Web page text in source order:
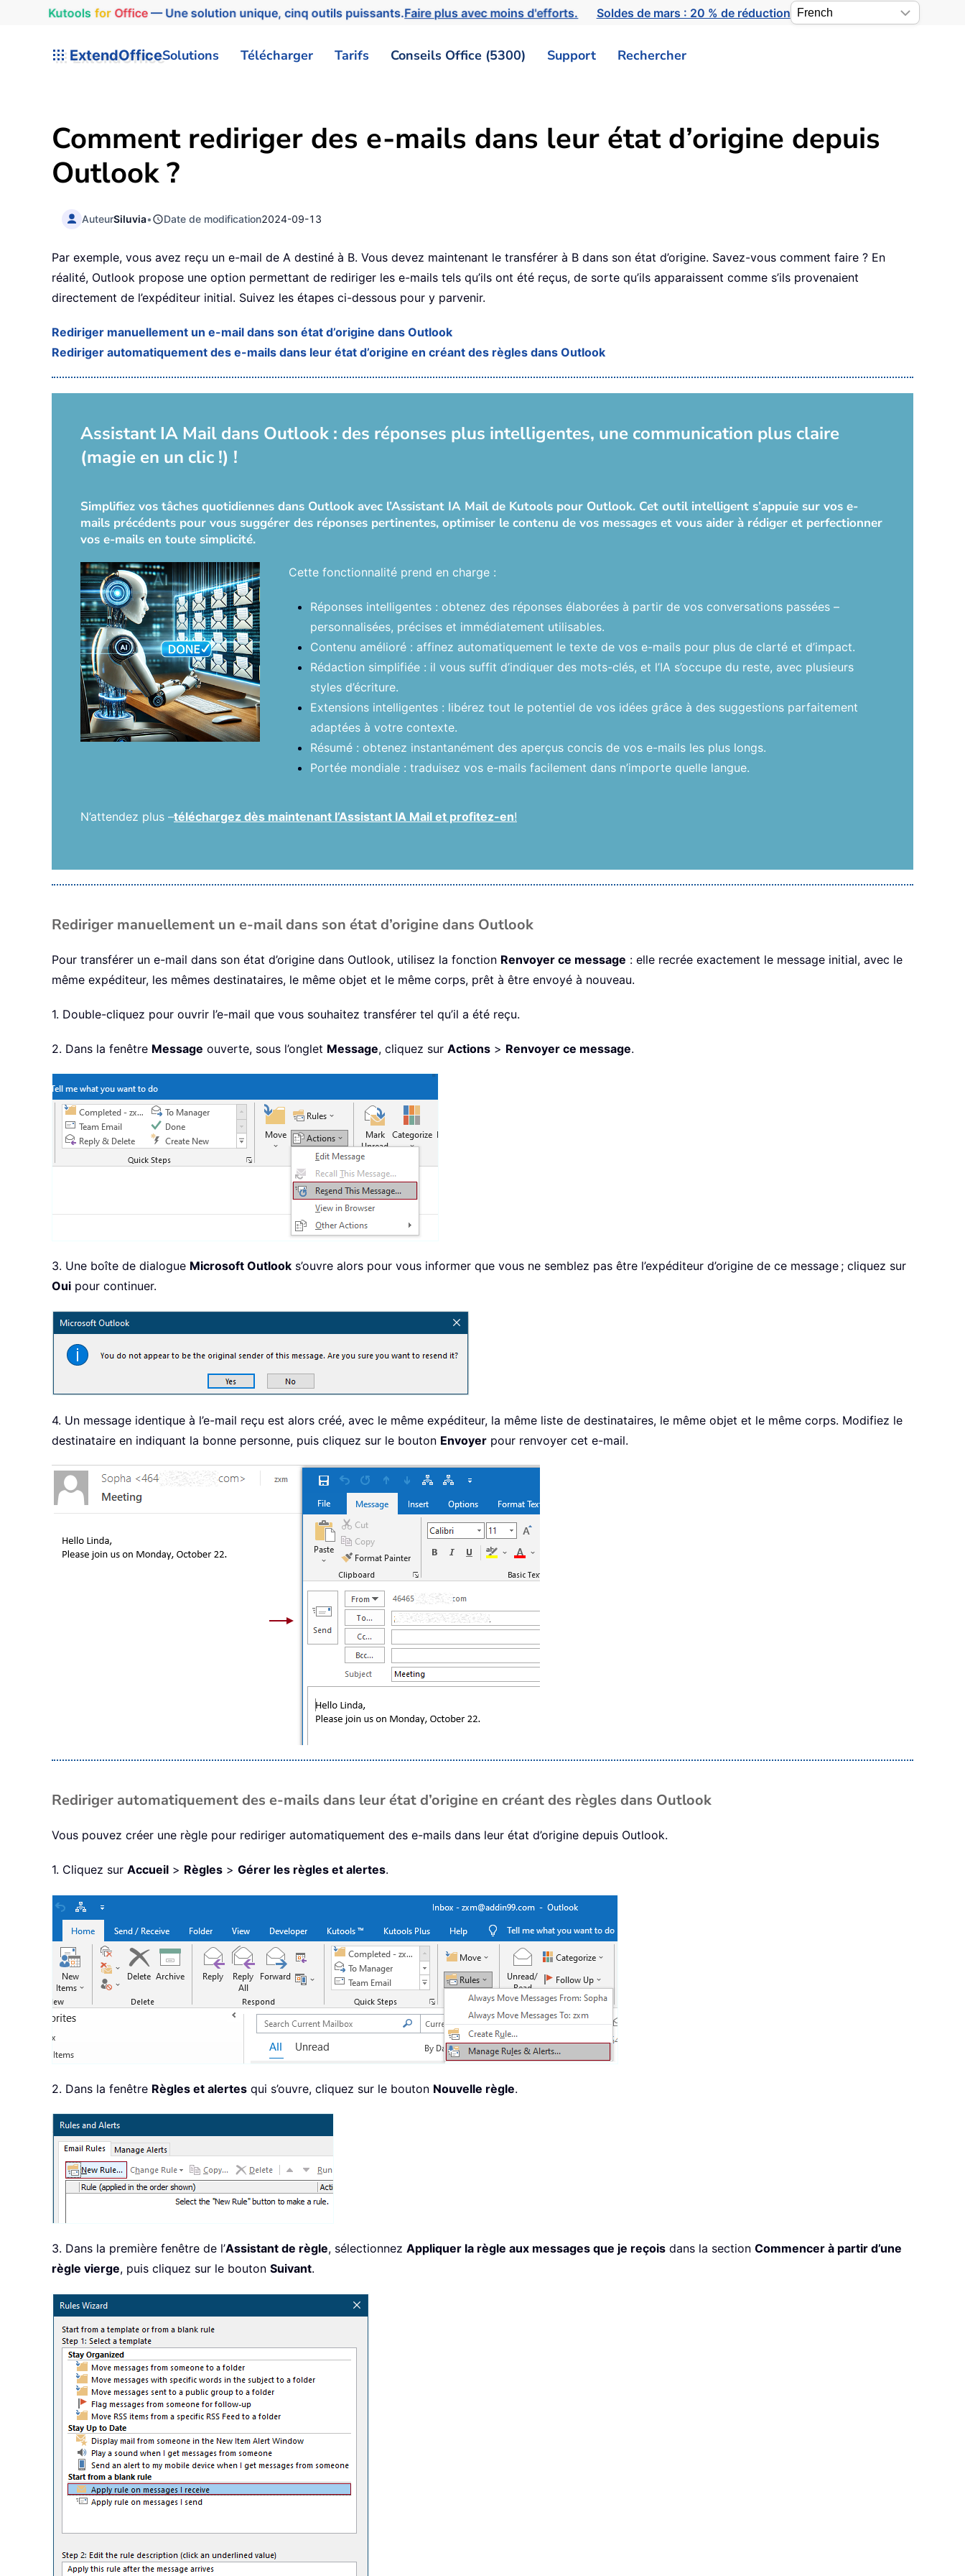
Kutools for Office— Une solution unique, cinq outils puissants.Faire plus avec moins d'efforts. Soldes de mars : 20 % de réduction
ExtendOfficeSolutions Télécharger Tarifs Conseils Office (5300) Support Rechercher
Comment rediriger des e-mails dans leur état d’origine depuis
Outlook ?
AuteurSiluvia• Date de modification2024-09-13
Par exemple, vous avez reçu un e-mail de A destiné à B. Vous devez maintenant le transférer à B dans son état d’origine. Savez-vous comment faire ? En
réalité, Outlook propose une option permettant de rediriger les e-mails tels qu’ils ont été reçus, de sorte qu’ils apparaissent comme s’ils provenaient
directement de l’expéditeur initial. Suivez les étapes ci-dessous pour y parvenir.
Rediriger manuellement un e-mail dans son état d’origine dans Outlook
Rediriger automatiquement des e-mails dans leur état d’origine en créant des règles dans Outlook
Assistant IA Mail dans Outlook : des réponses plus intelligentes, une communication plus claire
(magie en un clic !) !
Simplifiez vos tâches quotidiennes dans Outlook avec l’Assistant IA Mail de Kutools pour Outlook. Cet outil intelligent s’appuie sur vos e-
mails précédents pour vous suggérer des réponses pertinentes, optimiser le contenu de vos messages et vous aider à rédiger et perfectionner
vos e-mails en toute simplicité.
Cette fonctionnalité prend en charge :
Réponses intelligentes : obtenez des réponses élaborées à partir de vos conversations passées –
personnalisées, précises et immédiatement utilisables.
Contenu amélioré : affinez automatiquement le texte de vos e-mails pour plus de clarté et d’impact.
Rédaction simplifiée : il vous suffit d’indiquer des mots-clés, et l’IA s’occupe du reste, avec plusieurs
styles d’écriture.
Extensions intelligentes : libérez tout le potentiel de vos idées grâce à des suggestions parfaitement
adaptées à votre contexte.
Résumé : obtenez instantanément des aperçus concis de vos e-mails les plus longs.
Portée mondiale : traduisez vos e-mails facilement dans n’importe quelle langue.
N’attendez plus –téléchargez dès maintenant l’Assistant IA Mail et profitez-en!
Rediriger manuellement un e-mail dans son état d’origine dans Outlook
Pour transférer un e-mail dans son état d’origine dans Outlook, utilisez la fonction Renvoyer ce message : elle recrée exactement le message initial, avec le
même expéditeur, les mêmes destinataires, le même objet et le même corps, prêt à être envoyé à nouveau.
1. Double-cliquez pour ouvrir l’e-mail que vous souhaitez transférer tel qu’il a été reçu.
2. Dans la fenêtre Message ouverte, sous l’onglet Message, cliquez sur Actions > Renvoyer ce message.
3. Une boîte de dialogue Microsoft Outlook s’ouvre alors pour vous informer que vous ne semblez pas être l’expéditeur d’origine de ce message ; cliquez sur
Oui pour continuer.
4. Un message identique à l’e-mail reçu est alors créé, avec le même expéditeur, la même liste de destinataires, le même objet et le même corps. Modifiez le
destinataire en indiquant la bonne personne, puis cliquez sur le bouton Envoyer pour renvoyer cet e-mail.
Rediriger automatiquement des e-mails dans leur état d’origine en créant des règles dans Outlook
Vous pouvez créer une règle pour rediriger automatiquement des e-mails dans leur état d’origine depuis Outlook.
1. Cliquez sur Accueil > Règles > Gérer les règles et alertes.
2. Dans la fenêtre Règles et alertes qui s’ouvre, cliquez sur le bouton Nouvelle règle.
3. Dans la première fenêtre de l’Assistant de règle, sélectionnez Appliquer la règle aux messages que je reçois dans la section Commencer à partir d’une
règle vierge, puis cliquez sur le bouton Suivant.